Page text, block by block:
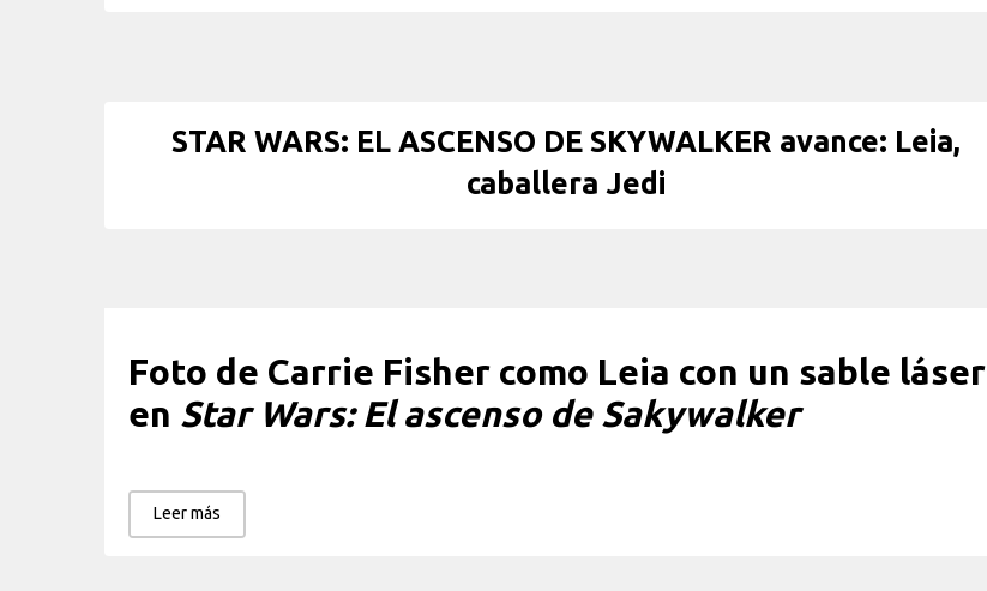
STAR WARS: EL ASCENSO DE SKYWALKER avance: Leia,
caballera Jedi
Foto de Carrie Fisher como Leia con un sable láser
en Star Wars: El ascenso de Sakywalker
Leer más